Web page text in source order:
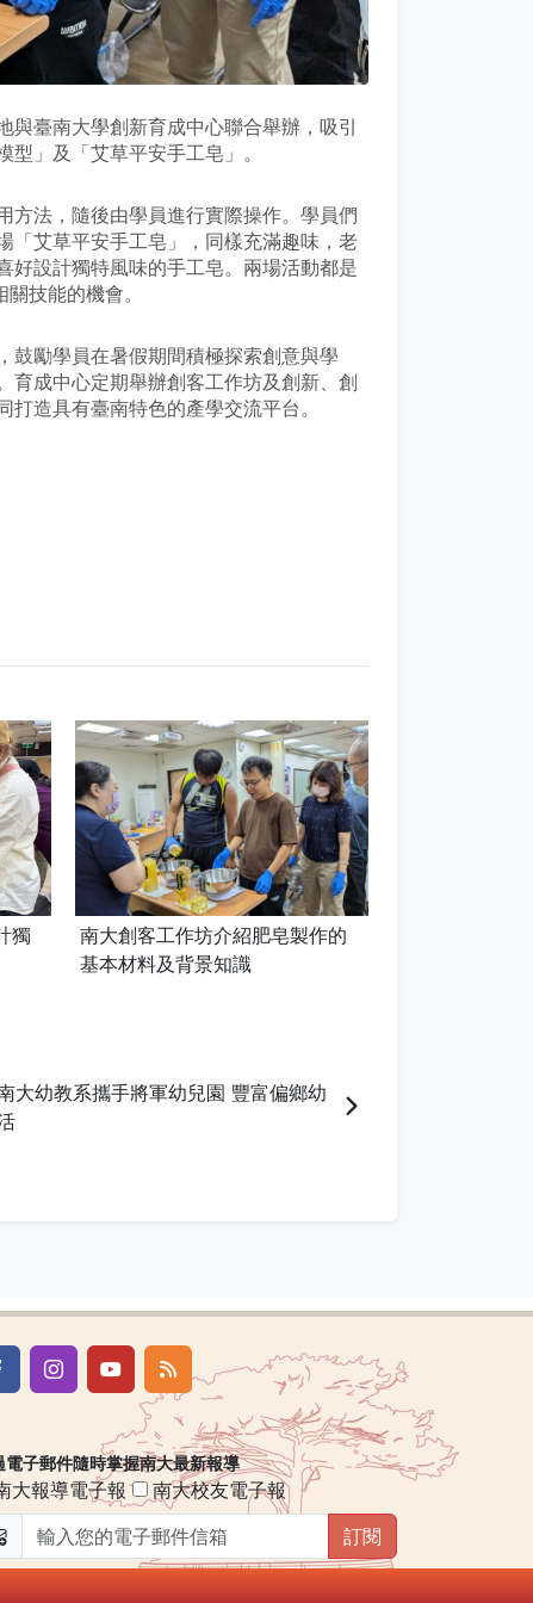
臺南大學創新育成中心聯合舉辦，吸引
」及「艾草平安手工皂」。
方法，隨後由學員進行實際操作。學員們
「艾草平安手工皂」，同樣充滿趣味，老
好設計獨特風味的手工皂。兩場活動都是
技能的機會。
鼓勵學員在暑假期間積極探索創意與學
育成中心定期舉辦創客工作坊及創新、創
造具有臺南特色的產學交流平台。
獨
南大創客工作坊介紹肥皂製作的
基本材料及背景知識
大幼教系攜手將軍幼兒園 豐富偏鄉幼
電子郵件隨時掌握南大最新報導
大報導電子報
南大校友電子報
訂閱